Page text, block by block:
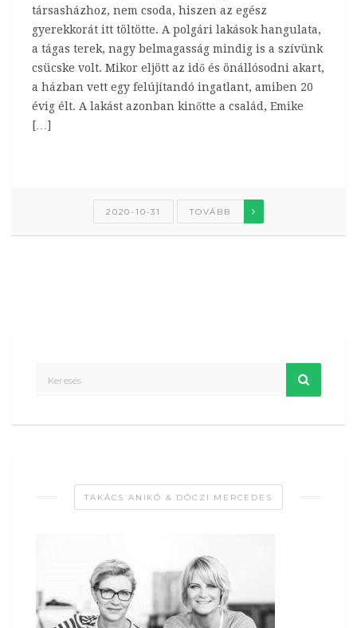
társasházhoz, nem csoda, hiszen az egész
gyerekkorát itt töltötte. A polgári lakások hangulata,
a tágas terek, nagy belmagasság mindig is a szívünk
csücske volt. Mikor eljött az idő és önállósodni akart,
a házban vett egy felújítandó ingatlant, amiben 20
évig élt. A lakást azonban kinőtte a család, Emike
[…]
2020-10-31 TOVÁBB
TAKÁCS ANIKÓ & DÓCZI MERCEDES